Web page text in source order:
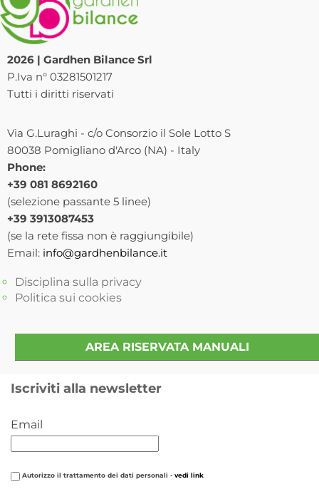
2026 | Gardhen Bilance Srl
P.Iva n° 03281501217
Tutti i diritti riservati
Via G.Luraghi - c/o Consorzio il Sole Lotto S
80038 Pomigliano d'Arco (NA) - Italy
Phone:
+39 081 8692160
(selezione passante 5 linee)
+39 3913087453
(se la rete fissa non è raggiungibile)
Email: info@gardhenbilance.it
Disciplina sulla privacy
Politica sui cookies
AREA RISERVATA MANUALI
Iscriviti alla newsletter
Email
Autorizzo il trattamento dei dati personali - vedi link